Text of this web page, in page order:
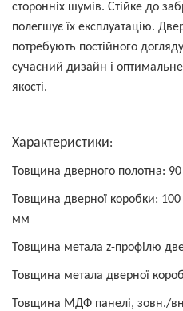
сторонніх шумів. Стійке до
полегшує їх експлуатацію.
потребують постійного
сучасний дизайн і
якості.
Характеристики:
Товщина дверного полотна:
Товщина дверної коробки: 100
мм
Товщина метала z-профілю
Товщина метала дверної
Товщина МДФ панелі, зовн./